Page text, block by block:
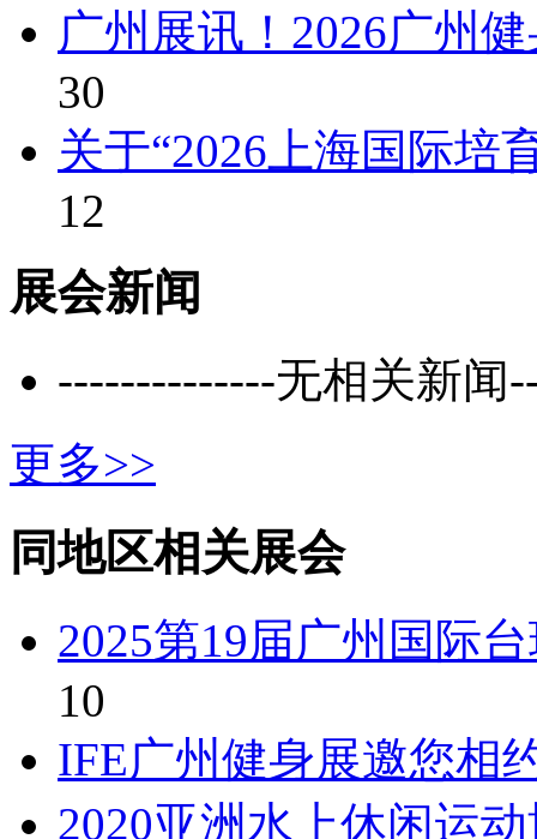
广州展讯！2026广州
30
关于“2026上海国际培
12
展会新闻
--------------无相关新闻
更多>>
同地区相关展会
2025第19届广州国际
10
IFE广州健身展邀您相
2020亚洲水上休闲运